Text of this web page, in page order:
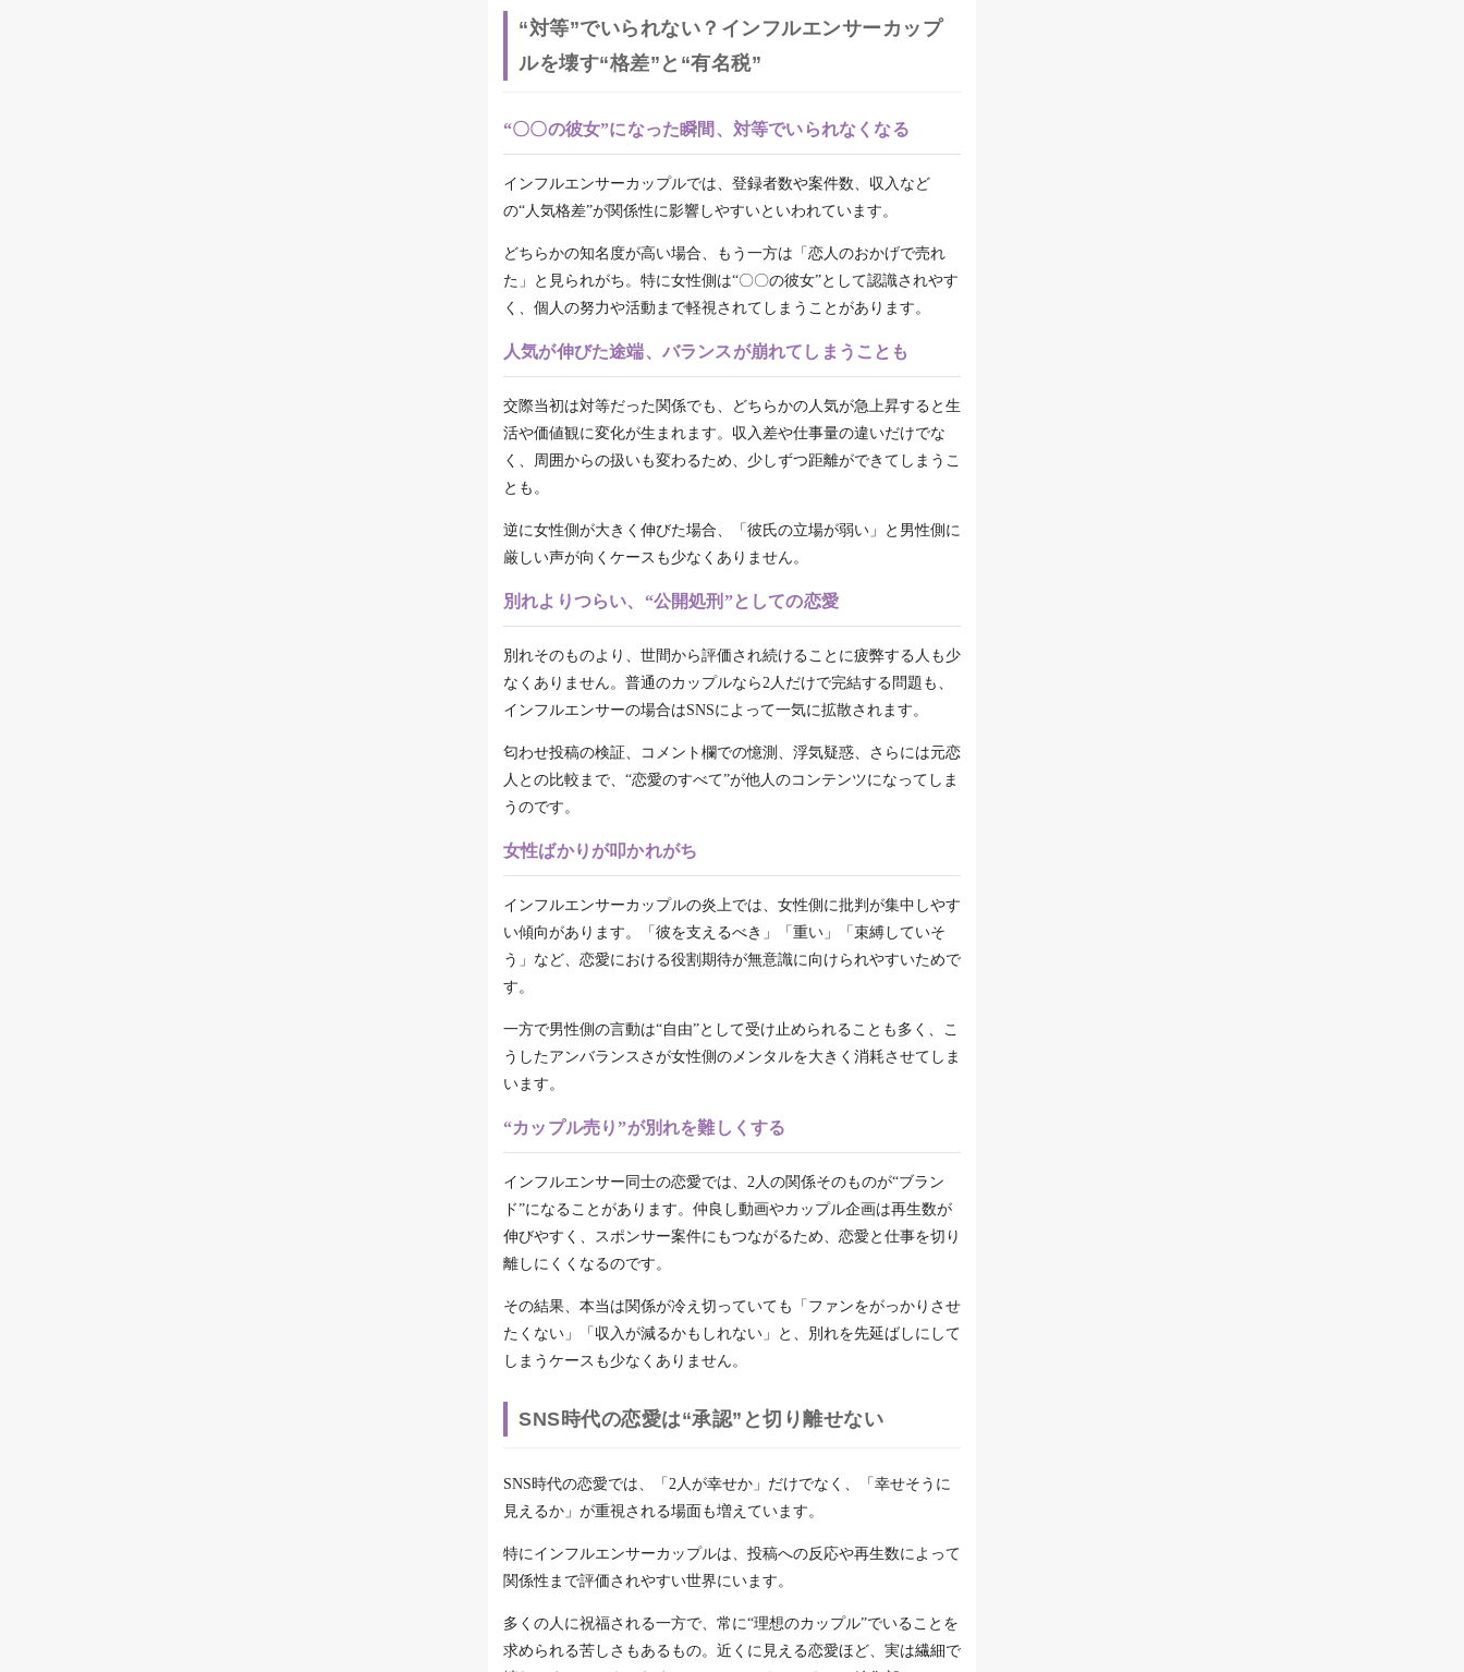
“対等”でいられない？インフルエンサーカップ
ルを壊す“格差”と“有名税”
“〇〇の彼女”になった瞬間、対等でいられなくなる
インフルエンサーカップルでは、登録者数や案件数、収入など
の“人気格差”が関係性に影響しやすいといわれています。
どちらかの知名度が高い場合、もう一方は「恋人のおかげで売れ
た」と見られがち。特に女性側は“〇〇の彼女”として認識されやす
く、個人の努力や活動まで軽視されてしまうことがあります。
人気が伸びた途端、バランスが崩れてしまうことも
交際当初は対等だった関係でも、どちらかの人気が急上昇すると生
活や価値観に変化が生まれます。収入差や仕事量の違いだけでな
く、周囲からの扱いも変わるため、少しずつ距離ができてしまうこ
とも。
逆に女性側が大きく伸びた場合、「彼氏の立場が弱い」と男性側に
厳しい声が向くケースも少なくありません。
別れよりつらい、“公開処刑”としての恋愛
別れそのものより、世間から評価され続けることに疲弊する人も少
なくありません。普通のカップルなら2人だけで完結する問題も、
インフルエンサーの場合はSNSによって一気に拡散されます。
匂わせ投稿の検証、コメント欄での憶測、浮気疑惑、さらには元恋
人との比較まで、“恋愛のすべて”が他人のコンテンツになってしま
うのです。
女性ばかりが叩かれがち
インフルエンサーカップルの炎上では、女性側に批判が集中しやす
い傾向があります。「彼を支えるべき」「重い」「束縛していそ
う」など、恋愛における役割期待が無意識に向けられやすいためで
す。
一方で男性側の言動は“自由”として受け止められることも多く、こ
うしたアンバランスさが女性側のメンタルを大きく消耗させてしま
います。
“カップル売り”が別れを難しくする
インフルエンサー同士の恋愛では、2人の関係そのものが“ブラン
ド”になることがあります。仲良し動画やカップル企画は再生数が
伸びやすく、スポンサー案件にもつながるため、恋愛と仕事を切り
離しにくくなるのです。
その結果、本当は関係が冷え切っていても「ファンをがっかりさせ
たくない」「収入が減るかもしれない」と、別れを先延ばしにして
しまうケースも少なくありません。
SNS時代の恋愛は“承認”と切り離せない
SNS時代の恋愛では、「2人が幸せか」だけでなく、「幸せそうに
見えるか」が重視される場面も増えています。
特にインフルエンサーカップルは、投稿への反応や再生数によって
関係性まで評価されやすい世界にいます。
多くの人に祝福される一方で、常に“理想のカップル”でいることを
求められる苦しさもあるもの。近くに見える恋愛ほど、実は繊細で